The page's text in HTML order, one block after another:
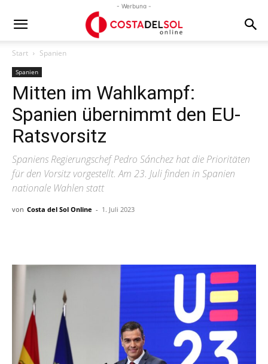
- Werbung -
Start Spanien
Spanien
Mitten im Wahlkampf:
Spanien übernimmt den EU-
Ratsvorsitz
Spaniens Regierungschef Pedro Sánchez hat die Prioritäten
für den Vorsitz vorgestellt. Am 23. Juli finden in Spanien
nationale Wahlen statt
von Costa del Sol Online - 1. Juli 2023